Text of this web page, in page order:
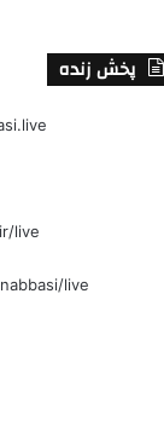
پخش زنده
live
live